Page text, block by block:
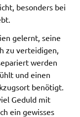
besonders bei
gelernt, seine
zu verteidigen,
werden
und einen
benötigt.
Geduld mit
ein gewisses